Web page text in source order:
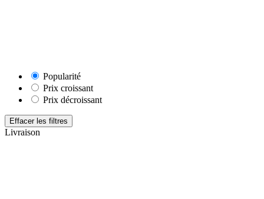
Popularité
Prix croissant
Prix décroissant
Effacer les filtres
Livraison